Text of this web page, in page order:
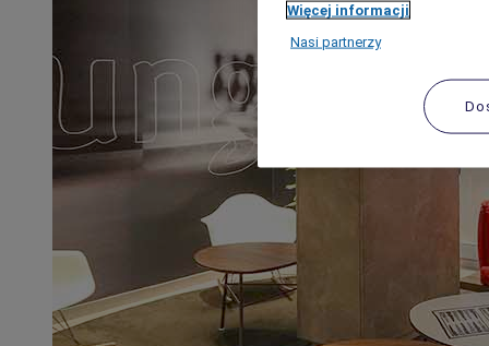
Więcej informacji
Nasi partnerzy